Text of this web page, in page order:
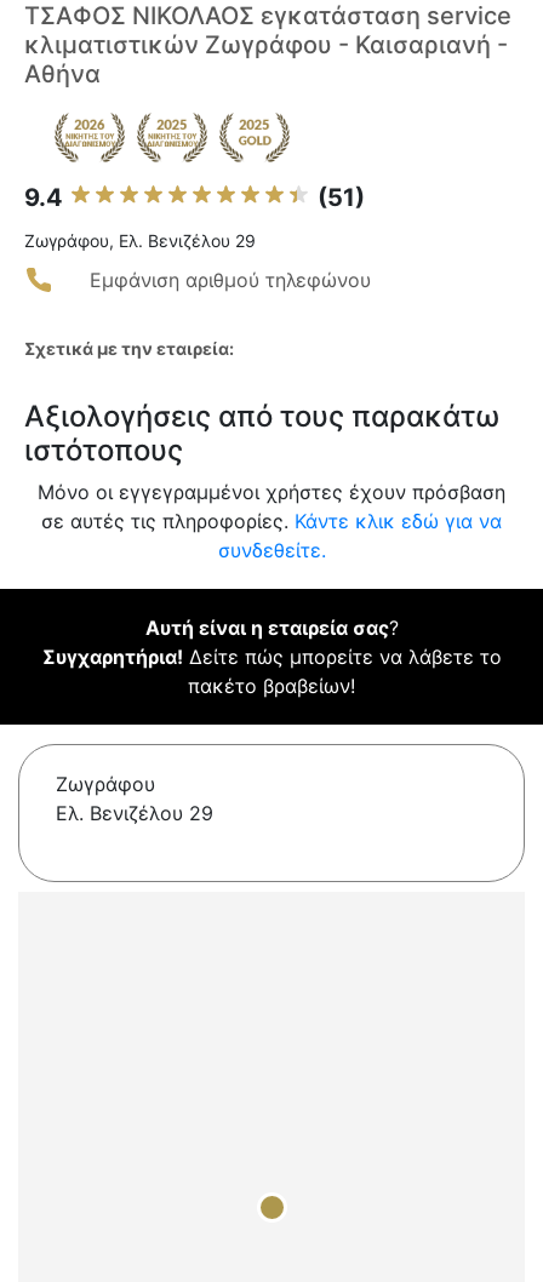
ΤΣΑΦΟΣ ΝΙΚΟΛΑΟΣ εγκατάσταση service
κλιματιστικών Ζωγράφου - Καισαριανή -
Αθήνα
9.4 (51)
Ζωγράφου, Ελ. Βενιζέλου 29
Εμφάνιση αριθμού τηλεφώνου
Σχετικά με την εταιρεία:
Αξιολογήσεις από τους παρακάτω
ιστότοπους
Μόνο οι εγγεγραμμένοι χρήστες έχουν πρόσβαση
σε αυτές τις πληροφορίες. Κάντε κλικ εδώ για να
συνδεθείτε.
Αυτή είναι η εταιρεία σας?
Συγχαρητήρια! Δείτε πώς μπορείτε να λάβετε το
πακέτο βραβείων!
Ζωγράφου
Ελ. Βενιζέλου 29